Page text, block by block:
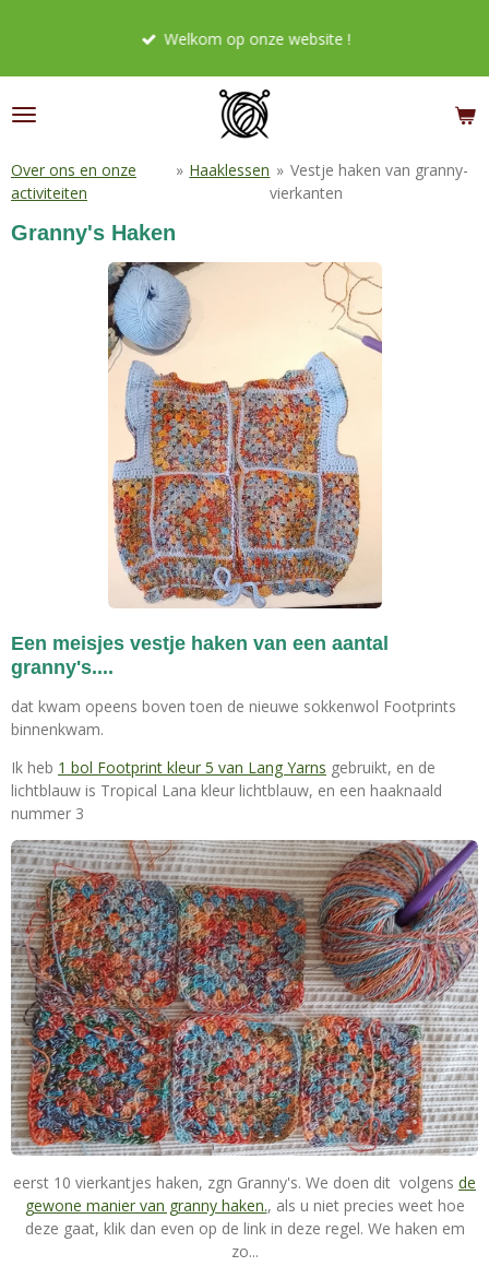
hoofdinhoud
Welkom op onze website !
Over ons en onze
activiteiten
» Haaklessen » Vestje haken van granny-
vierkanten
Granny's Haken
Een meisjes vestje haken van een aantal
granny's....
dat kwam opeens boven toen de nieuwe sokkenwol Footprints
binnenkwam.
Ik heb 1 bol Footprint kleur 5 van Lang Yarns gebruikt, en de
lichtblauw is Tropical Lana kleur lichtblauw, en een haaknaald
nummer 3
eerst 10 vierkantjes haken, zgn Granny's. We doen dit volgens de
gewone manier van granny haken., als u niet precies weet hoe
deze gaat, klik dan even op de link in deze regel. We haken em
zo...